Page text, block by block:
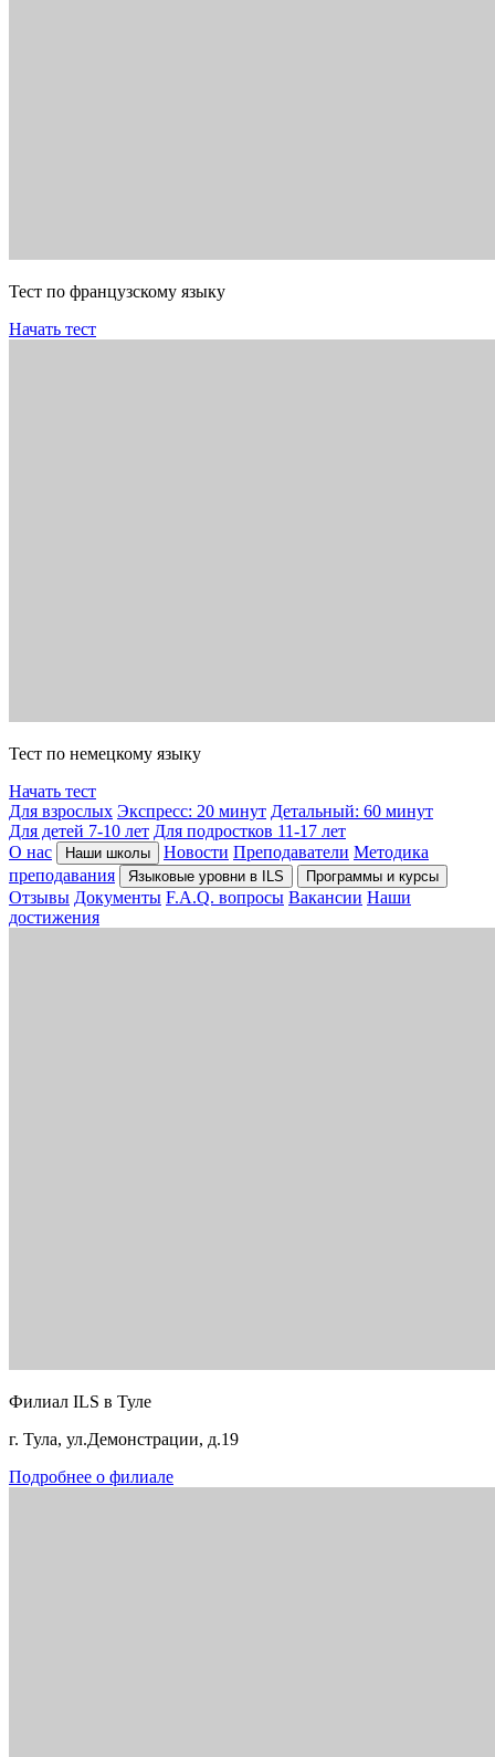
Тест по французскому языку
Начать тест
Тест по немецкому языку
Начать тест
Для взрослых Экспресс: 20 минут Детальный: 60 минут
Для детей 7-10 лет Для подростков 11-17 лет
О нас
Наши школы Новости Преподаватели Методика
преподавания
Языковые уровни в ILS Программы и курсы
Отзывы Документы F.A.Q. вопросы Вакансии Наши
достижения
Филиал ILS в Туле
г. Тула, ул.Демонстрации, д.19
Подробнее о филиале